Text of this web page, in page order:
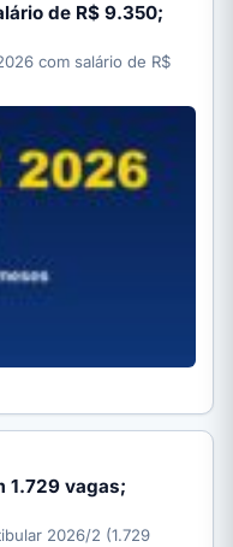
de R$ 9.350;
com salário de R$
1.729 vagas;
2026/2 (1.729